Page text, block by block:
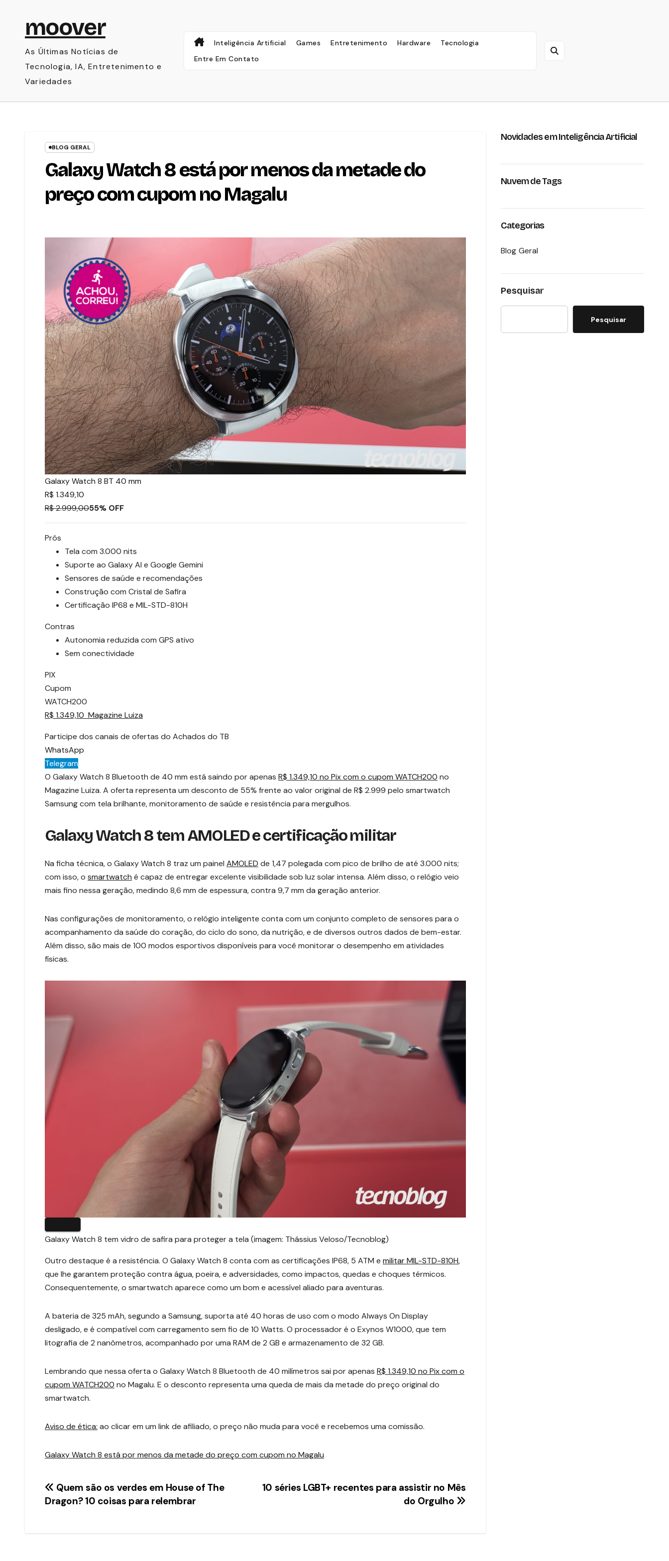
contentmoover
As Últimas Notícias de
Tecnologia, IA, Entretenimento e
Variedades
Inteligência Artificial Games Entretenimento Hardware
Tecnologia
Entre Em Contato
BLOG GERAL
Galaxy Watch 8 está por menos da metade do
preço com cupom no Magalu
Galaxy Watch 8 BT 40 mm
R$ 1.349,10
R$ 2.999,0055% OFF
Prós
Tela com 3.000 nits
Suporte ao Galaxy AI e Google Gemini
Sensores de saúde e recomendações
Construção com Cristal de Safira
Certificação IP68 e MIL-STD-810H
Contras
Autonomia reduzida com GPS ativo
Sem conectividade
PIX
Cupom
WATCH200
R$ 1.349,10 Magazine Luiza
Participe dos canais de ofertas do Achados do TB
WhatsApp
Telegram
O Galaxy Watch 8 Bluetooth de 40 mm está saindo por apenas R$ 1.349,10 no Pix com o cupom WATCH200 no
Magazine Luiza. A oferta representa um desconto de 55% frente ao valor original de R$ 2.999 pelo smartwatch
Samsung com tela brilhante, monitoramento de saúde e resistência para mergulhos.
Galaxy Watch 8 tem AMOLED e certificação militar
Na ficha técnica, o Galaxy Watch 8 traz um painel AMOLED de 1,47 polegada com pico de brilho de até 3.000 nits;
com isso, o smartwatch é capaz de entregar excelente visibilidade sob luz solar intensa. Além disso, o relógio veio
mais fino nessa geração, medindo 8,6 mm de espessura, contra 9,7 mm da geração anterior.
Nas configurações de monitoramento, o relógio inteligente conta com um conjunto completo de sensores para o
acompanhamento da saúde do coração, do ciclo do sono, da nutrição, e de diversos outros dados de bem-estar.
Além disso, são mais de 100 modos esportivos disponíveis para você monitorar o desempenho em atividades
físicas.
Galaxy Watch 8 tem vidro de safira para proteger a tela (imagem: Thássius Veloso/Tecnoblog)
Outro destaque é a resistência. O Galaxy Watch 8 conta com as certificações IP68, 5 ATM e militar MIL-STD-810H,
que lhe garantem proteção contra água, poeira, e adversidades, como impactos, quedas e choques térmicos.
Consequentemente, o smartwatch aparece como um bom e acessível aliado para aventuras.
A bateria de 325 mAh, segundo a Samsung, suporta até 40 horas de uso com o modo Always On Display
desligado, e é compatível com carregamento sem fio de 10 Watts. O processador é o Exynos W1000, que tem
litografia de 2 nanômetros, acompanhado por uma RAM de 2 GB e armazenamento de 32 GB.
Lembrando que nessa oferta o Galaxy Watch 8 Bluetooth de 40 milímetros sai por apenas R$ 1.349,10 no Pix com o
cupom WATCH200 no Magalu. E o desconto representa uma queda de mais da metade do preço original do
smartwatch.
Aviso de ética: ao clicar em um link de afiliado, o preço não muda para você e recebemos uma comissão.
Galaxy Watch 8 está por menos da metade do preço com cupom no Magalu
Navegação
de
10 séries LGBT+ recentes para assistir no Mês
do Orgulho
Quem são os verdes em House of The
Dragon? 10 coisas para relembrar
Novidades em Inteligência Artificial
Nuvem de Tags
Categorias
Blog Geral
Pesquisar
Pesquisar